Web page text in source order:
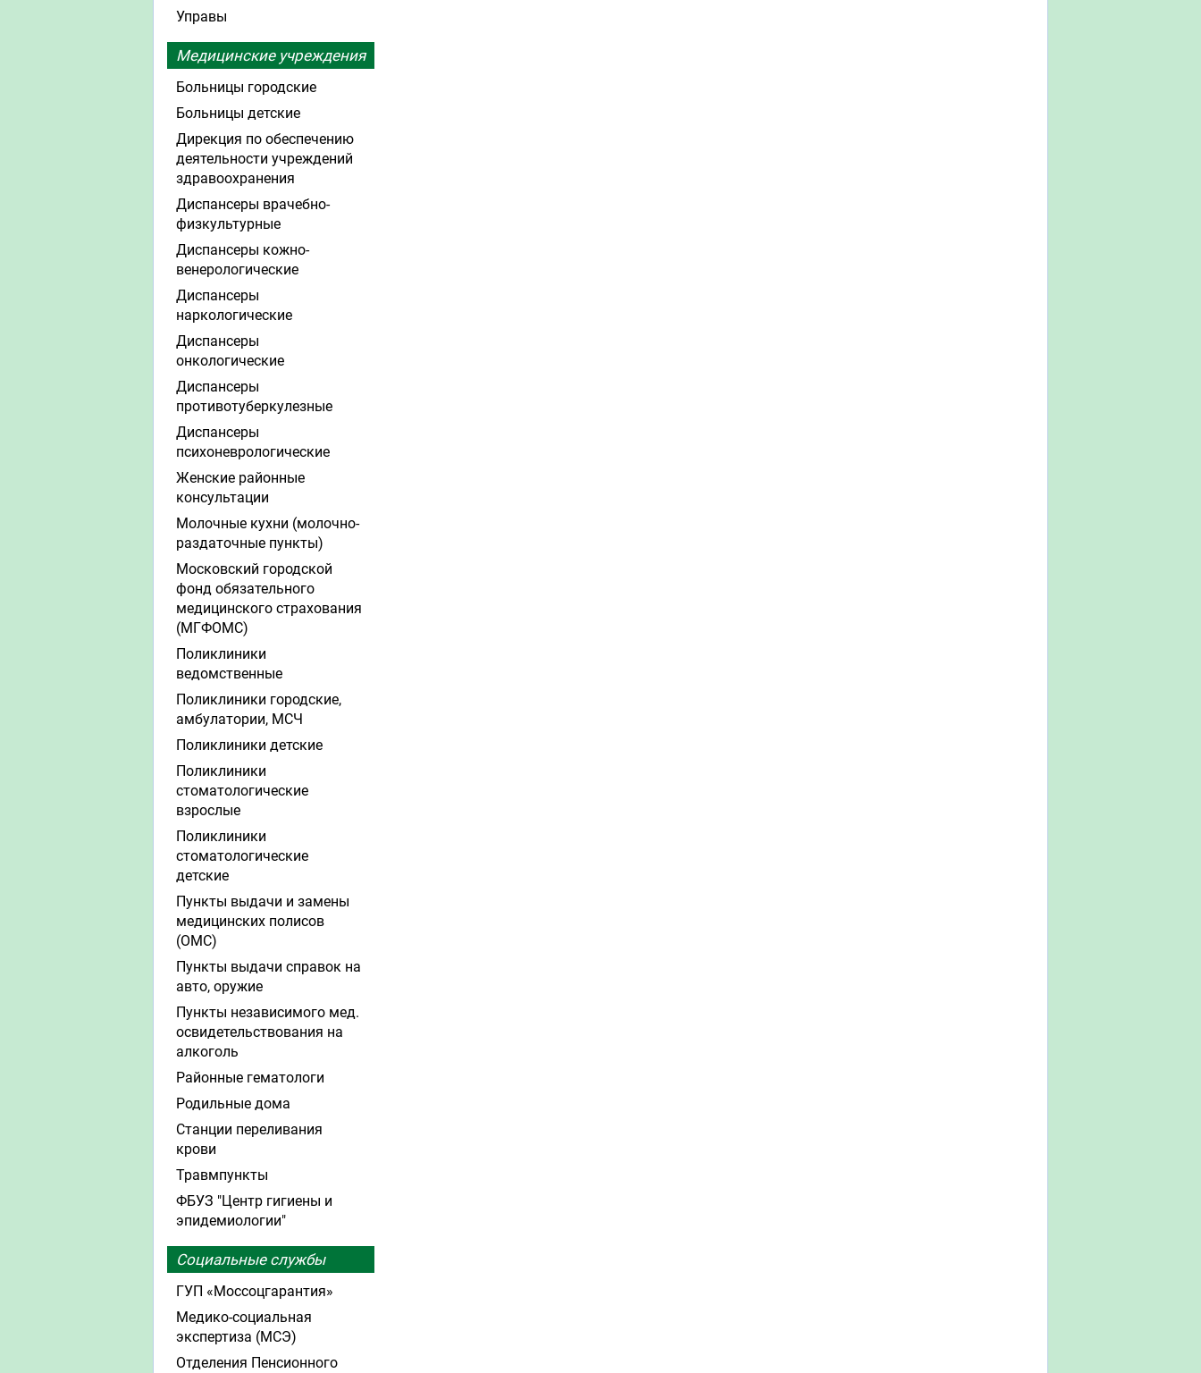
Управы
Медицинские учреждения
Больницы городские
Больницы детские
Дирекция по обеспечению
деятельности учреждений
здравоохранения
Диспансеры врачебно-
физкультурные
Диспансеры кожно-
венерологические
Диспансеры
наркологические
Диспансеры
онкологические
Диспансеры
противотуберкулезные
Диспансеры
психоневрологические
Женские районные
консультации
Молочные кухни (молочно-
раздаточные пункты)
Московский городской
фонд обязательного
медицинского страхования
(МГФОМС)
Поликлиники
ведомственные
Поликлиники городские,
амбулатории, МСЧ
Поликлиники детские
Поликлиники
стоматологические
взрослые
Поликлиники
стоматологические
детские
Пункты выдачи и замены
медицинских полисов
(ОМС)
Пункты выдачи справок на
авто, оружие
Пункты независимого мед.
освидетельствования на
алкоголь
Районные гематологи
Родильные дома
Станции переливания
крови
Травмпункты
ФБУЗ "Центр гигиены и
эпидемиологии"
Социальные службы
ГУП «Моссоцгарантия»
Медико-социальная
экспертиза (МСЭ)
Отделения Пенсионного